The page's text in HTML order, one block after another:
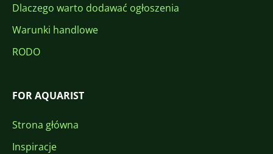
Dlaczego warto dodawać ogłoszenia
Warunki handlowe
RODO
FOR AQUARIST
Strona główna
Inspiracje